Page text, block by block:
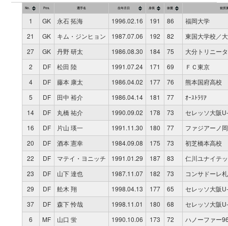
No. Pos. 選手名 生年月日 身長 体重 前所
1 GK 永石 拓海 1996.02.16 191 86
福岡大学
21
GK キム・ジンヒョン 1987.07.06 192 82
東国大学校／
27
GK 丹野 研太 1986.08.30 184 75
大分トリニータ
2
DF 松田 陸 1991.07.24 171 69
ＦＣ東京
4
DF 藤本 康太 1986.04.02 177 76
熊本国府高校
5
DF 田中 裕介 1986.04.14 181 77
ｵｰｽﾄﾗﾘｱ
14
DF 丸橋 祐介 1990.09.02 178 73
セレッソ大阪
16
DF 片山 瑛一 1991.11.30 180 77
ファジアーノ
20
DF 酒本 憲幸 1984.09.08 175 73
初芝橋本高校
22
DF マテイ・ヨニッチ 1991.01.29 187 83
仁川ユナイテ
23
DF 山下 達也 1987.11.07 182 73
コンサドーレ
29
DF 舩木 翔 1998.04.13 177 65
セレッソ大阪
37
DF 森下 怜哉 1998.11.01 180 68
セレッソ大阪
6
MF 山口 蛍 1990.10.06 173 72
ハノーファー